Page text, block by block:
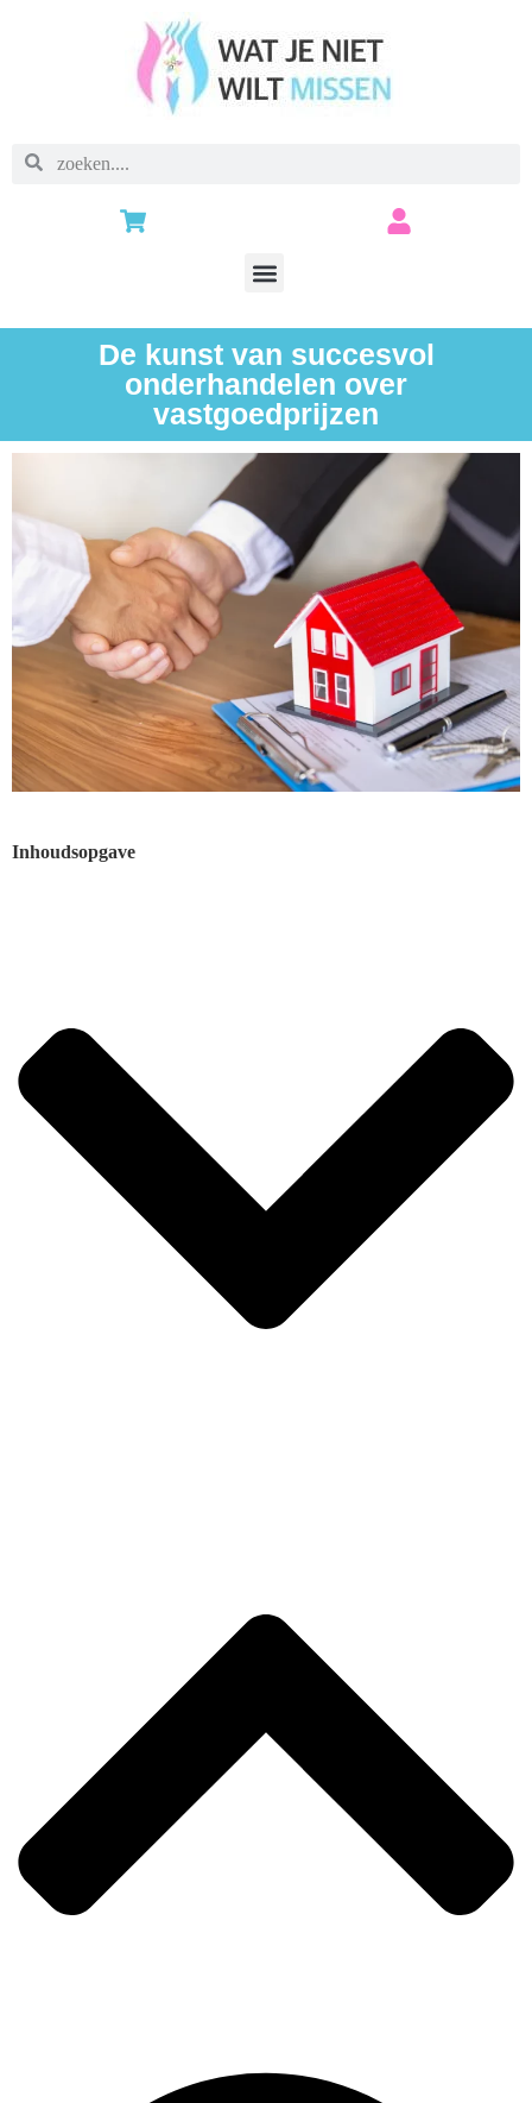
De kunst van succesvol
onderhandelen over
vastgoedprijzen
Inhoudsopgave